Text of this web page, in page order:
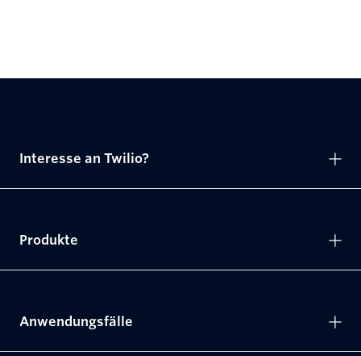
Interesse an Twilio?
Produkte
Anwendungsfälle